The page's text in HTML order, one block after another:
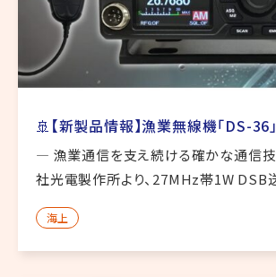
🚢【新製品情報】漁業無線機「DS-36
― 漁業通信を支え続ける確かな通信
社光電製作所より、27MHz帯1W DSB
36」 が新登場しました。長年にわたり
きたKODENの通信技術が、さらに進化。
さ」 […]
海上